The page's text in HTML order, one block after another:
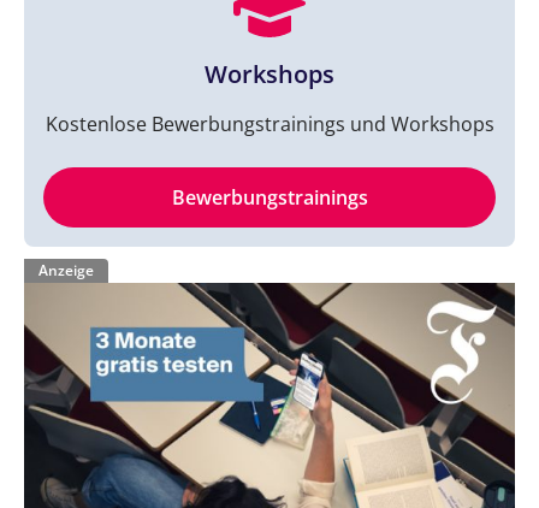
Workshops
Kostenlose Bewerbungstrainings und Workshops
Bewerbungstrainings
Anzeige